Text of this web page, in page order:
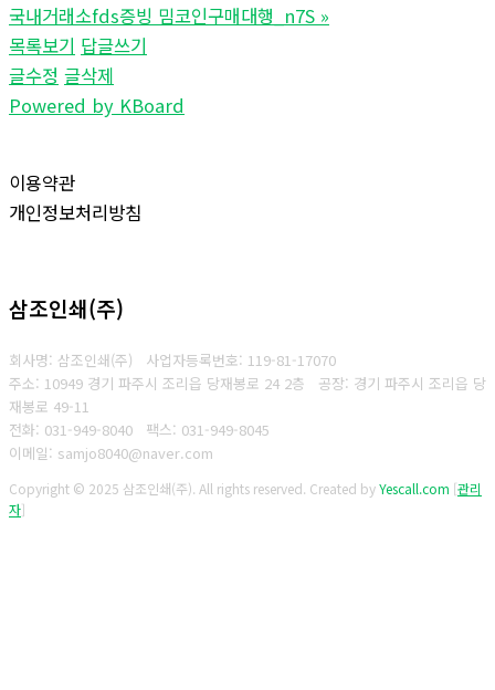
국내거래소fds증빙 밈코인구매대행_n7S »
목록보기 답글쓰기
글수정 글삭제
Powered by KBoard
이용약관
개인정보처리방침
삼조인쇄(주)
회사명: 삼조인쇄(주) 사업자등록번호: 119-81-17070
주소: 10949 경기 파주시 조리읍 당재봉로 24 2층 공장: 경기 파주시 조리읍 당
재봉로 49-11
전화: 031-949-8040
팩스: 031-949-8045
이메일: samjo8040@naver.com
Copyright © 2025 삼조인쇄(주). All rights reserved. Created byYescall.com [관리
자]